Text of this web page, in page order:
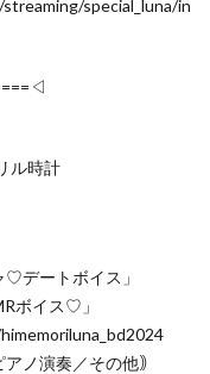
special_luna/in
ル時計
デートボイス」
ボイス♡」
ノ演奏／その他｠